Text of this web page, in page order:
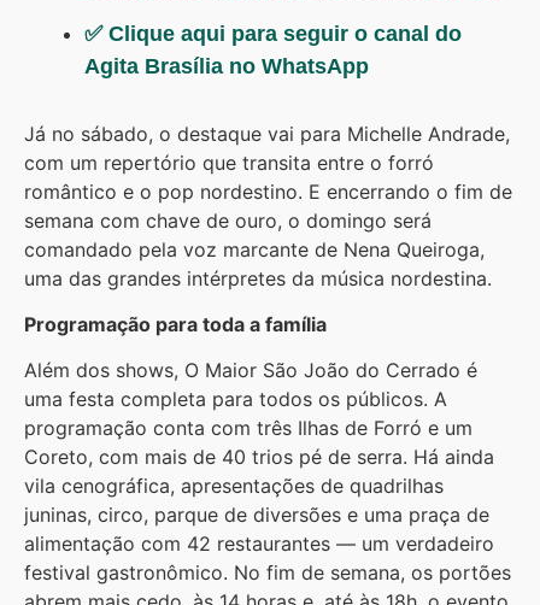
✅ Clique aqui para seguir o canal do
Agita Brasília no WhatsApp
Já no sábado, o destaque vai para Michelle Andrade,
com um repertório que transita entre o forró
romântico e o pop nordestino. E encerrando o fim de
semana com chave de ouro, o domingo será
comandado pela voz marcante de Nena Queiroga,
uma das grandes intérpretes da música nordestina.
Programação para toda a família
Além dos shows, O Maior São João do Cerrado é
uma festa completa para todos os públicos. A
programação conta com três Ilhas de Forró e um
Coreto, com mais de 40 trios pé de serra. Há ainda
vila cenográfica, apresentações de quadrilhas
juninas, circo, parque de diversões e uma praça de
alimentação com 42 restaurantes — um verdadeiro
festival gastronômico. No fim de semana, os portões